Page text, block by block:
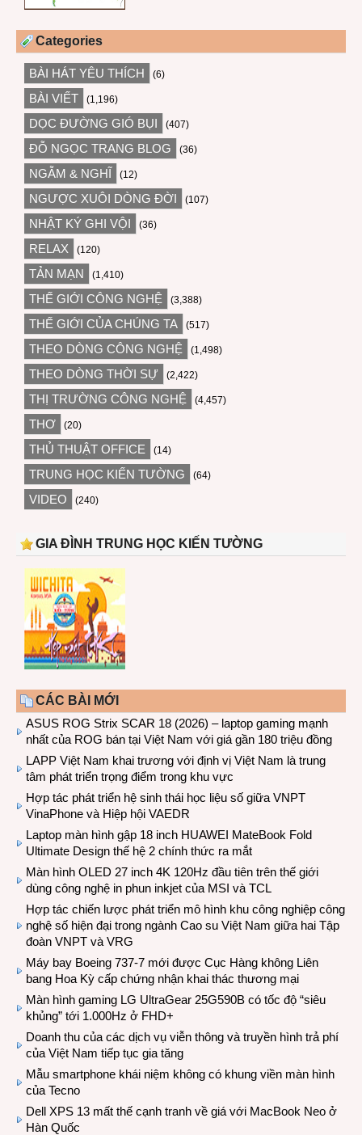
Categories
BÀI HÁT YÊU THÍCH (6)
BÀI VIẾT (1,196)
DỌC ĐƯỜNG GIÓ BỤI (407)
ĐỖ NGỌC TRANG BLOG (36)
NGẪM & NGHĨ (12)
NGƯỢC XUÔI DÒNG ĐỜI (107)
NHẬT KÝ GHI VỘI (36)
RELAX (120)
TẢN MẠN (1,410)
THẾ GIỚI CÔNG NGHỆ (3,388)
THẾ GIỚI CỦA CHÚNG TA (517)
THEO DÒNG CÔNG NGHỆ (1,498)
THEO DÒNG THỜI SỰ (2,422)
THỊ TRƯỜNG CÔNG NGHỆ (4,457)
THƠ (20)
THỦ THUẬT OFFICE (14)
TRUNG HỌC KIẾN TƯỜNG (64)
VIDEO (240)
GIA ĐÌNH TRUNG HỌC KIẾN TƯỜNG
CÁC BÀI MỚI
ASUS ROG Strix SCAR 18 (2026) – laptop gaming mạnh
nhất của ROG bán tại Việt Nam với giá gần 180 triệu đồng
LAPP Việt Nam khai trương với định vị Việt Nam là trung
tâm phát triển trọng điểm trong khu vực
Hợp tác phát triển hệ sinh thái học liệu số giữa VNPT
VinaPhone và Hiệp hội VAEDR
Laptop màn hình gập 18 inch HUAWEI MateBook Fold
Ultimate Design thế hệ 2 chính thức ra mắt
Màn hình OLED 27 inch 4K 120Hz đầu tiên trên thế giới
dùng công nghệ in phun inkjet của MSI và TCL
Hợp tác chiến lược phát triển mô hình khu công nghiệp công
nghệ số hiện đại trong ngành Cao su Việt Nam giữa hai Tập
đoàn VNPT và VRG
Máy bay Boeing 737-7 mới được Cục Hàng không Liên
bang Hoa Kỳ cấp chứng nhận khai thác thương mại
Màn hình gaming LG UltraGear 25G590B có tốc độ “siêu
khủng” tới 1.000Hz ở FHD+
Doanh thu của các dịch vụ viễn thông và truyền hình trả phí
của Việt Nam tiếp tục gia tăng
Mẫu smartphone khái niệm không có khung viền màn hình
của Tecno
Dell XPS 13 mất thế cạnh tranh về giá với MacBook Neo ở
Hàn Quốc